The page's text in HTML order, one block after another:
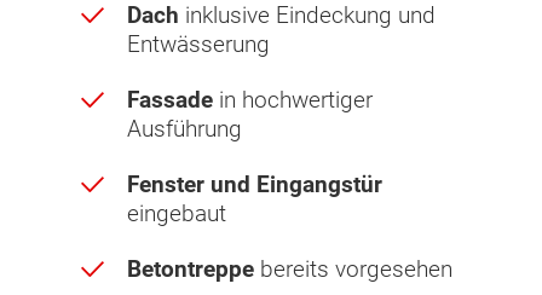
Dach inklusive Eindeckung und
Entwässerung
Fassade in hochwertiger
Ausführung
Fenster und Eingangstür
eingebaut
Betontreppe bereits vorgesehen